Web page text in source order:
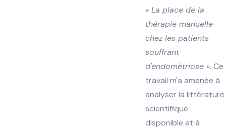
« La place de la
thérapie manuelle
chez les patients
souffrant
d'endométriose ». Ce
travail m'a amenée à
analyser la littérature
scientifique
disponible et à